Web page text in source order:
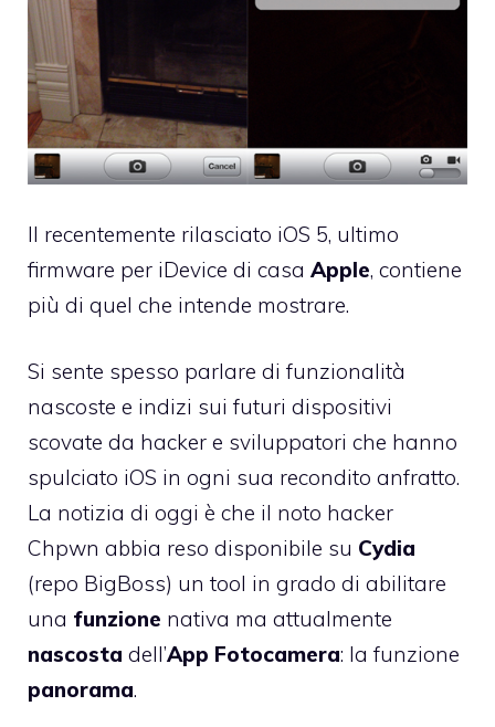
Il recentemente rilasciato iOS 5, ultimo
firmware per iDevice di casa Apple, contiene
più di quel che intende mostrare.
Si sente spesso parlare di funzionalità
nascoste e indizi sui futuri dispositivi
scovate da hacker e sviluppatori che hanno
spulciato iOS in ogni sua recondito anfratto.
La notizia di oggi è che il noto hacker
Chpwn abbia reso disponibile su Cydia
(repo BigBoss) un tool in grado di abilitare
una funzione nativa ma attualmente
nascosta dell’App Fotocamera: la funzione
panorama.